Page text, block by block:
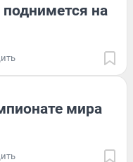
на
мира